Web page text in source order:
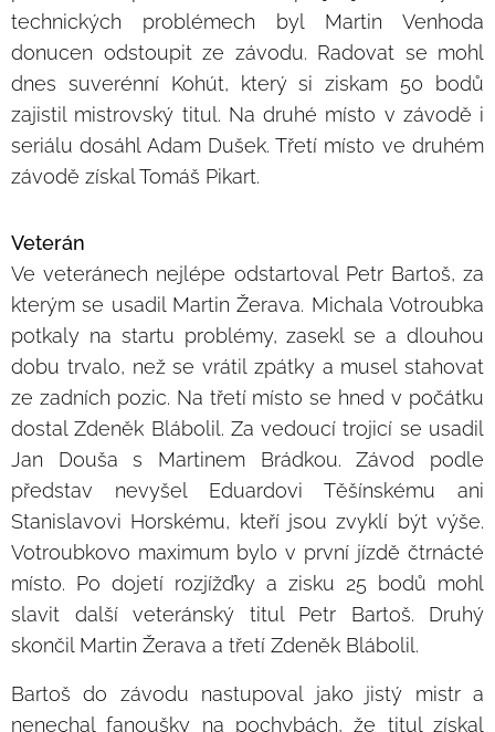
technických problémech byl Martin Venhoda
donucen odstoupit ze závodu. Radovat se mohl
dnes suverénní Kohút, který si ziskam 50 bodů
zajistil mistrovský titul. Na druhé místo v závodě i
seriálu dosáhl Adam Dušek. Třetí místo ve druhém
závodě získal Tomáš Pikart.
Veterán
Ve veteránech nejlépe odstartoval Petr Bartoš, za
kterým se usadil Martin Žerava. Michala Votroubka
potkaly na startu problémy, zasekl se a dlouhou
dobu trvalo, než se vrátil zpátky a musel stahovat
ze zadních pozic. Na třetí místo se hned v počátku
dostal Zdeněk Blábolil. Za vedoucí trojicí se usadil
Jan Douša s Martinem Brádkou. Závod podle
představ nevyšel Eduardovi Těšínskému ani
Stanislavovi Horskému, kteří jsou zvyklí být výše.
Votroubkovo maximum bylo v první jízdě čtrnácté
místo. Po dojetí rozjížďky a zisku 25 bodů mohl
slavit další veteránský titul Petr Bartoš. Druhý
skončil Martin Žerava a třetí Zdeněk Blábolil.
Bartoš do závodu nastupoval jako jistý mistr a
nenechal fanoušky na pochybách, že titul získal